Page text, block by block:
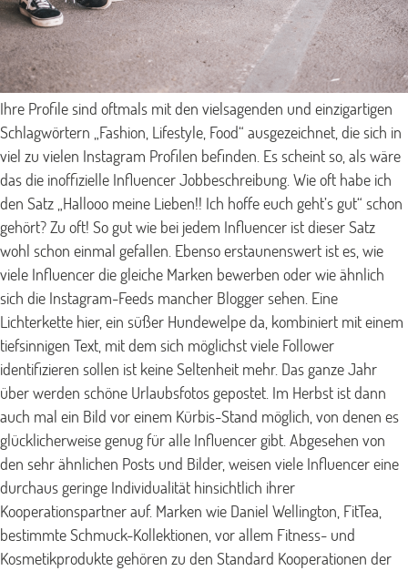
Ihre Profile sind oftmals mit den vielsagenden und einzigartigen
Schlagwörtern „Fashion, Lifestyle, Food“ ausgezeichnet, die sich in
viel zu vielen Instagram Profilen befinden. Es scheint so, als wäre
das die inoffizielle Influencer Jobbeschreibung. Wie oft habe ich
den Satz „Hallooo meine Lieben!! Ich hoffe euch geht’s gut“ schon
gehört? Zu oft! So gut wie bei jedem Influencer ist dieser Satz
wohl schon einmal gefallen. Ebenso erstaunenswert ist es, wie
viele Influencer die gleiche Marken bewerben oder wie ähnlich
sich die Instagram-Feeds mancher Blogger sehen. Eine
Lichterkette hier, ein süßer Hundewelpe da, kombiniert mit einem
tiefsinnigen Text, mit dem sich möglichst viele Follower
identifizieren sollen ist keine Seltenheit mehr. Das ganze Jahr
über werden schöne Urlaubsfotos gepostet. Im Herbst ist dann
auch mal ein Bild vor einem Kürbis-Stand möglich, von denen es
glücklicherweise genug für alle Influencer gibt. Abgesehen von
den sehr ähnlichen Posts und Bilder, weisen viele Influencer eine
durchaus geringe Individualität hinsichtlich ihrer
Kooperationspartner auf. Marken wie Daniel Wellington, FitTea,
bestimmte Schmuck-Kollektionen, vor allem Fitness- und
Kosmetikprodukte gehören zu den Standard Kooperationen der